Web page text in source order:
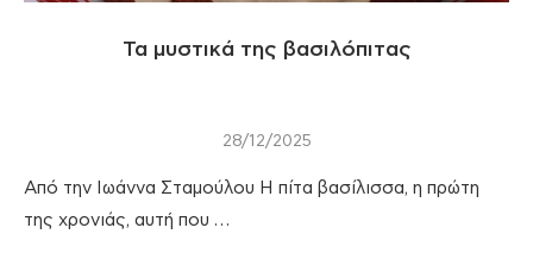
Τα μυστικά της βασιλόπιτας
28/12/2025
Από την Ιωάννα Σταμούλου Η πίτα βασίλισσα, η πρώτη
της χρονιάς, αυτή που …